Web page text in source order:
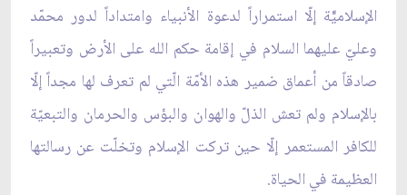
الإسلاميّّة إلّا استمراراً لدعوة الأنبياء وامتداداً لدور محمّد
وعليّ عليهما السلام في إقامة حكم الله على الأرض وتعبيراً
صادقاً من أعماق ضمير هذه الأمّة الّتي لم تعرف لها مجداً إلّا
بالإسلام ولم تعش الذلّ والهوان والبؤس والحرمان والتبعيّة
للكافر المستعمر إلّا حين تركت الإسلام وتخلّت عن رسالتها
العظيمة في الحياة.